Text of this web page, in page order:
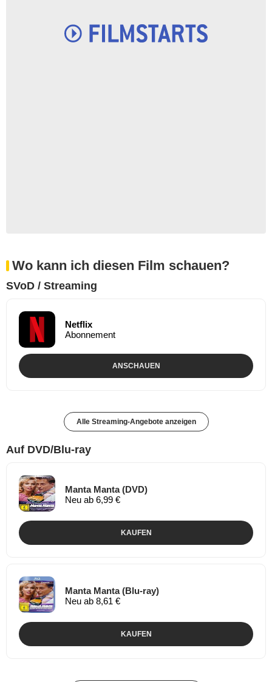
Wo kann ich diesen Film schauen?
SVoD / Streaming
Netflix
Abonnement
ANSCHAUEN
Alle Streaming-Angebote anzeigen
Auf DVD/Blu-ray
Manta Manta (DVD)
Neu ab 6,99 €
KAUFEN
Manta Manta (Blu-ray)
Neu ab 8,61 €
KAUFEN